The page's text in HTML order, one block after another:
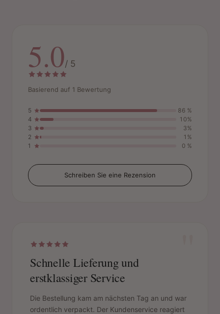
5.0/ 5
Basierend auf 1 Bewertung
5
86 %
4
10%
3
3%
2
1%
1
0 %
Schreiben Sie eine Rezension
Schnelle Lieferung und
erstklassiger Service
Die Bestellung kam am nächsten Tag an und war
ordentlich verpackt. Der Kundenservice reagiert